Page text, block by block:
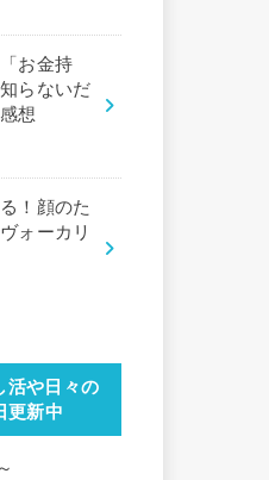
お金持
らないだ
想
！顔のた
ォーカリ
活や日々の
更新中